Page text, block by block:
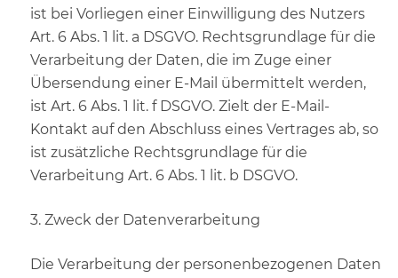
ist bei Vorliegen einer Einwilligung des Nutzers
Art. 6 Abs. 1 lit. a DSGVO. Rechtsgrundlage für die
Verarbeitung der Daten, die im Zuge einer
Übersendung einer E-Mail übermittelt werden,
ist Art. 6 Abs. 1 lit. f DSGVO. Zielt der E-Mail-
Kontakt auf den Abschluss eines Vertrages ab, so
ist zusätzliche Rechtsgrundlage für die
Verarbeitung Art. 6 Abs. 1 lit. b DSGVO.
3. Zweck der Datenverarbeitung
Die Verarbeitung der personenbezogenen Daten